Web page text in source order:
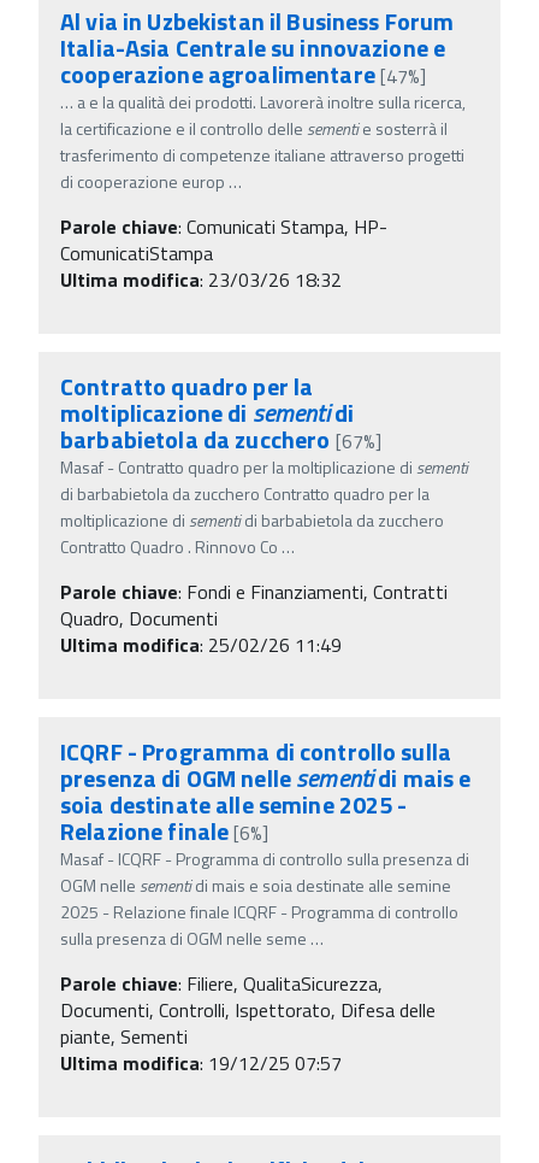
Al via in Uzbekistan il Business Forum
Italia-Asia Centrale su innovazione e
cooperazione agroalimentare[47%]
… a e la qualità dei prodotti. Lavorerà inoltre sulla ricerca,
la certificazione e il controllo delle sementie sosterrà il
trasferimento di competenze italiane attraverso progetti
di cooperazione europ …
Parole chiave: Comunicati Stampa, HP-
ComunicatiStampa
Ultima modifica: 23/03/26 18:32
Contratto quadro per la
moltiplicazione di sementidi
barbabietola da zucchero [67%]
Masaf - Contratto quadro per la moltiplicazione di sementi
di barbabietola da zucchero Contratto quadro per la
moltiplicazione di sementidi barbabietola da zucchero
Contratto Quadro . Rinnovo Co …
Parole chiave: Fondi e Finanziamenti, Contratti
Quadro, Documenti
Ultima modifica: 25/02/26 11:49
ICQRF - Programma di controllo sulla
presenza di OGM nellesementidi mais e
soia destinate alle semine 2025 -
Relazione finale[6%]
Masaf - ICQRF - Programma di controllo sulla presenza di
OGM nelle sementidi mais e soia destinate alle semine
2025 - Relazione finale ICQRF - Programma di controllo
sulla presenza di OGM nelle seme …
Parole chiave: Filiere, QualitaSicurezza,
Documenti, Controlli, Ispettorato, Difesa delle
piante, Sementi
Ultima modifica: 19/12/25 07:57